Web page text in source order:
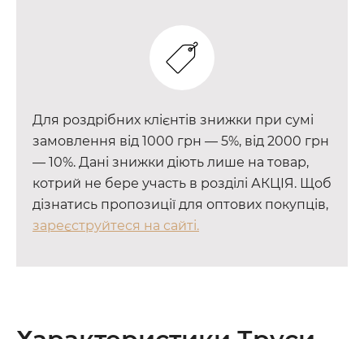
Для роздрібних клієнтів знижки при сумі
замовлення від 1000 грн — 5%, від 2000 грн
— 10%. Дані знижки діють лише на товар,
котрий не бере участь в розділі АКЦІЯ. Щоб
дізнатись пропозиції для оптових покупців,
зареєструйтеся на сайті.